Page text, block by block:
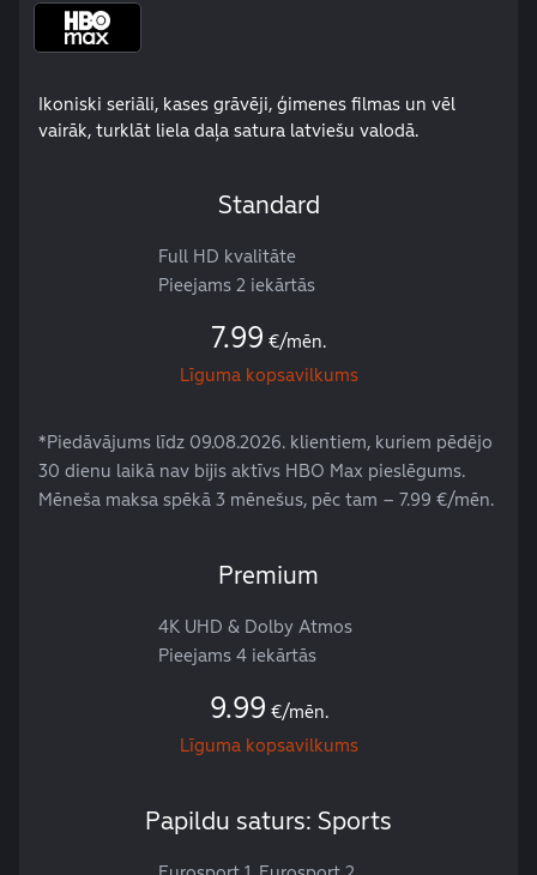
Ikoniski seriāli, kases grāvēji, ģimenes filmas un vēl
vairāk, turklāt liela daļa satura latviešu valodā.
Standard
Full HD kvalitāte
Pieejams 2 iekārtās
7.99 €/mēn.
Līguma kopsavilkums
*Piedāvājums līdz 09.08.2026. klientiem, kuriem pēdējo
30 dienu laikā nav bijis aktīvs HBO Max pieslēgums.
Mēneša maksa spēkā 3 mēnešus, pēc tam – 7.99 €/mēn.
Premium
4K UHD & Dolby Atmos
Pieejams 4 iekārtās
9.99 €/mēn.
Līguma kopsavilkums
Papildu saturs: Sports